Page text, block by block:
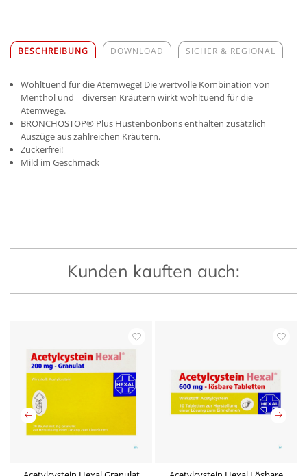
BESCHREIBUNG DOWNLOAD SICHER & REGIONAL
Wohltuend für die Atemwege! Die wertvolle Kombination von
Menthol und diversen Kräutern wirkt wohltuend für die
Atemwege.
BRONCHOSTOP® Plus Hustenbonbons enthalten zusätzlich
Auszüge aus zahlreichen Kräutern.
Zuckerfrei!
Mild im Geschmack
Kunden kauften auch: